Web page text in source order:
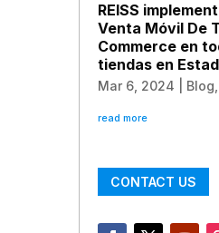
REISS
Venta Móvil De
Commerce en
tiendas en
Mar 6, 2024 Blog
read more
CONTACT US